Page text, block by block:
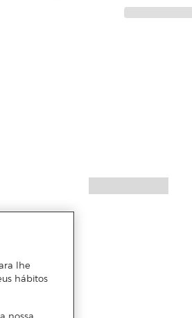
lhe
hábitos
nossa